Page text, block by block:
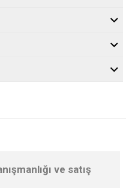
ve satış